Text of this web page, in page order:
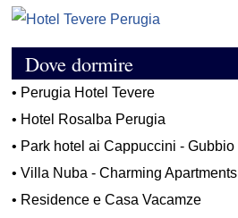
Dove dormire
• Perugia Hotel Tevere
• Hotel Rosalba Perugia
• Park hotel ai Cappuccini - Gubbio
•Villa Nuba - Charming Apartments
• Residence e Casa Vacamze